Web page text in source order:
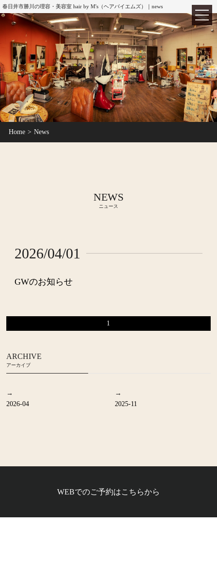
春日井市勝川の理容・美容室 hair by M's（ヘアバイエムズ）｜news
TOP ホーム
VOICE お客様の声
Q&A よくある質問
RECRUIT 採用情報
Home News
NEWS
ニュース
2026/04/01
GWのお知らせ
1
ARCHIVE
アーカイブ
2026-04 2025-11
WEBでのご予約はこちらから